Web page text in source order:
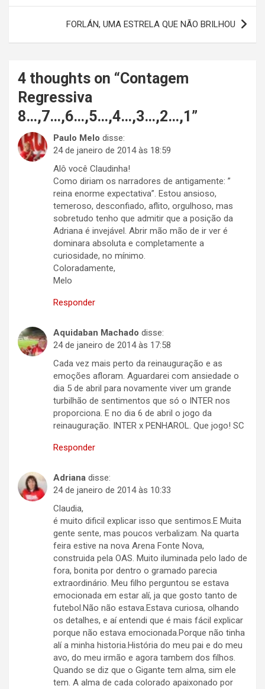
FORLÁN, UMA ESTRELA QUE NÃO BRILHOU
4 thoughts on “Contagem
Regressiva
8…,7…,6…,5…,4…,3…,2…,1 ”
Paulo Melo disse:
24 de janeiro de 2014 às 18:59
Alô você Claudinha!
Como diriam os narradores de antigamente: ”
reina enorme expectativa”. Estou ansioso,
temeroso, desconfiado, aflito, orgulhoso, mas
sobretudo tenho que admitir que a posição da
Adriana é invejável. Abrir mão mão de ir ver é
dominara absoluta e completamente a
curiosidade, no mínimo.
Coloradamente,
Melo
Responder
Aquidaban Machado disse:
24 de janeiro de 2014 às 17:58
Cada vez mais perto da reinauguração e as
emoções afloram. Aguardarei com ansiedade o
dia 5 de abril para novamente viver um grande
turbilhão de sentimentos que só o INTER nos
proporciona. E no dia 6 de abril o jogo da
reinauguração. INTER x PENHAROL. Que jogo! SC
Responder
Adriana disse:
24 de janeiro de 2014 às 10:33
Claudia,
é muito dificil explicar isso que sentimos.E Muita
gente sente, mas poucos verbalizam. Na quarta
feira estive na nova Arena Fonte Nova,
construida pela OAS. Muito iluminada pelo lado de
fora, bonita por dentro o gramado parecia
extraordinário. Meu filho perguntou se estava
emocionada em estar alí, ja que gosto tanto de
futebol.Não não estava.Estava curiosa, olhando
os detalhes, e aí entendi que é mais fácil explicar
porque não estava emocionada.Porque não tinha
alí a minha historia.História do meu pai e do meu
avo, do meu irmão e agora tambem dos filhos.
Quando se diz que o Gigante tem alma, sim ele
tem. A alma de cada colorado apaixonado por